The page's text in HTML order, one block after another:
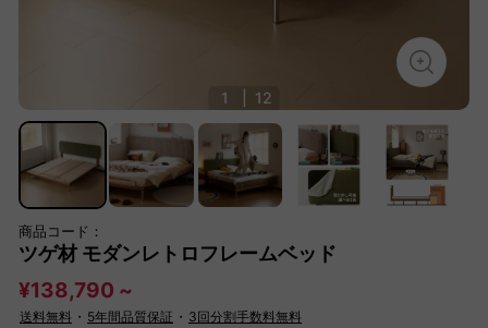
1 12
商品コード：
ツゲ材 モダンレトロフレームベッド
¥138,790 ~
送料無料 ・ 5年間品質保証 ・ 3回分割手数料無料